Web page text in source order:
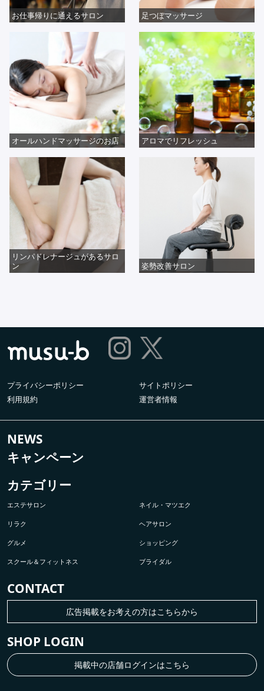
お仕事帰りに通えるサロン 足つぼマッサージ
オールハンドマッサージのお店 アロマでリフレッシュ
リンパドレナージュがあるサロ
ン
姿勢改善サロン
プライバシーポリシー
サイトポリシー
利用規約
運営者情報
NEWS
キャンペーン
カテゴリー
エステサロン ネイル・マツエク
リラク ヘアサロン
グルメ ショッピング
スクール＆フィットネス ブライダル
SHOP LOGIN
掲載中の店舗ログインはこちら
CONTACT
広告掲載をお考えの方はこちらから